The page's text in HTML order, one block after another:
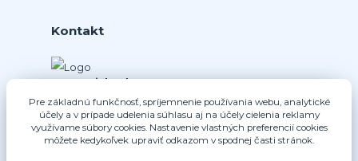
Kontakt
Ing. Daniel Doboš
+421 902331936
(Po-Pia, 8-16 hod.)
info@nice-pohony.sk
Pre základnú funkčnosť, spríjemnenie používania webu, analytické
účely a v prípade udelenia súhlasu aj na účely cielenia reklamy
využívame súbory cookies. Nastavenie vlastných preferencií cookies
môžete kedykoľvek upraviť odkazom v spodnej časti stránok.